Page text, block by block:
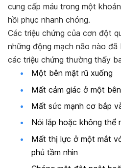
cung cấp máu trong một
hồi phục nhanh chóng.
Các triệu chứng của cơn đột
những động mạch não nào
các triệu chứng thường thấy
Một bên mặt rũ xuống
Mất cảm giác ở một
Mất sức mạnh cơ bắp
Nói lắp hoặc không thể
Mất thị lực ở một mắt
phủ tầm nhìn